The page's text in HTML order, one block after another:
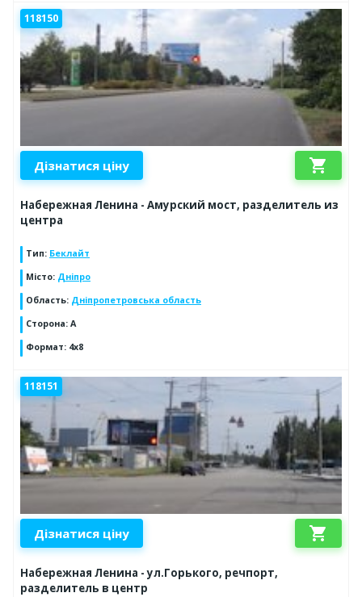
118150
Дізнатися ціну shopping_cart
Набережная Ленина - Амурский мост, разделитель из
центра
Тип: Беклайт
Місто: Дніпро
Область: Дніпропетровська область
Сторона: A
Формат: 4х8
118151
Дізнатися ціну shopping_cart
Набережная Ленина - ул.Горького, речпорт,
разделитель в центр